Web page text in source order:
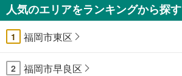
人気のエリアをランキングから探す
1 福岡市東区
2 福岡市早良区